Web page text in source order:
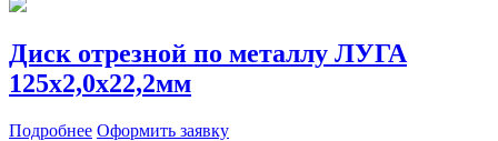
Диск отрезной по металлу ЛУГА
125х2,0х22,2мм
Подробнее Оформить заявку